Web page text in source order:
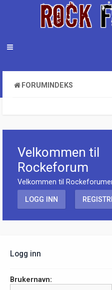
FORUMINDEKS
Velkommen til
Rockeforum
Velkommen til
LOGG INN
Logg inn
Brukernavn: